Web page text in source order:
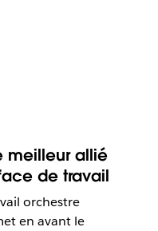
meilleur allié
de travail
orchestre
en avant le